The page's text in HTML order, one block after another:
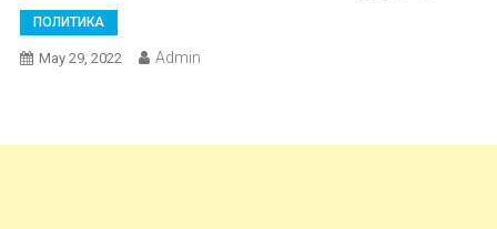
ПОЛИТИКА
May 29, 2022 Admin